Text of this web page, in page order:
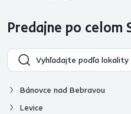
Predajne po celom
Bánovce nad Bebravou
Levice